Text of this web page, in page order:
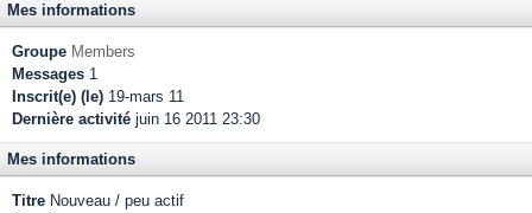
Mes informations
Groupe Members
Messages 1
Inscrit(e) (le) 19-mars 11
Dernière activité juin 16 2011 23:30
Mes informations
Titre Nouveau / peu actif